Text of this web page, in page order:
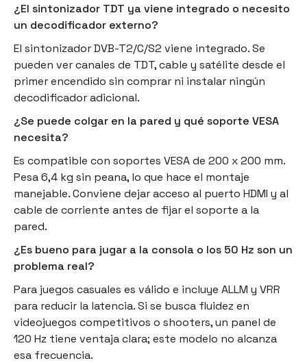
¿El sintonizador TDT ya viene integrado o necesito
un decodificador externo?
El sintonizador DVB-T2/C/S2 viene integrado. Se
pueden ver canales de TDT, cable y satélite desde el
primer encendido sin comprar ni instalar ningún
decodificador adicional.
¿Se puede colgar en la pared y qué soporte VESA
necesita?
Es compatible con soportes VESA de 200 x 200 mm.
Pesa 6,4 kg sin peana, lo que hace el montaje
manejable. Conviene dejar acceso al puerto HDMI y al
cable de corriente antes de fijar el soporte a la
pared.
¿Es bueno para jugar a la consola o los 50 Hz son un
problema real?
Para juegos casuales es válido e incluye ALLM y VRR
para reducir la latencia. Si se busca fluidez en
videojuegos competitivos o shooters, un panel de
120 Hz tiene ventaja clara; este modelo no alcanza
esa frecuencia.